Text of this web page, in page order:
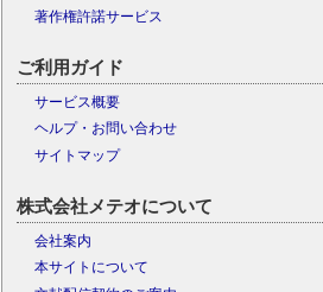
著作権許諾サービス
ご利用ガイド
サービス概要
ヘルプ・お問い合わせ
サイトマップ
株式会社メテオについて
会社案内
本サイトについて